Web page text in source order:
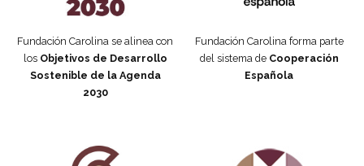
Fundación Carolina se alinea con
los Objetivos de Desarrollo
Sostenible de la Agenda
2030
Fundación Carolina forma parte
del sistema de Cooperación
Española